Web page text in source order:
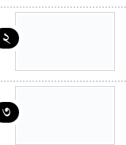
২
৩